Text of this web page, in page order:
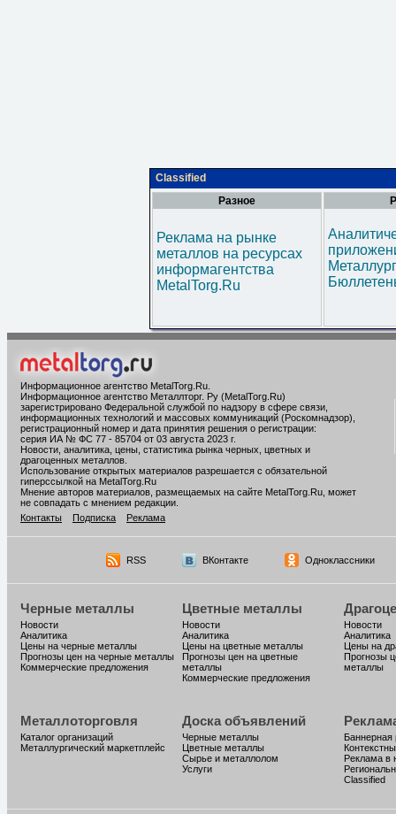
Classified
Разное
Реклама на рынке
металлов на ресурсах
информагентства
MetalTorg.Ru
Информационное агентство MetalTorg.Ru
Информационное агентство Металлторг. Ру (MetalTorg.Ru)
зарегистрировано Федеральной службой по надзору в сфере связи,
информационных технологий и массовых коммуникаций (Роскомнадзор),
регистрационный номер и дата принятия решения о регистрации:
серия ИА № ФС 77 - 85704 от 03 августа 2023 г.
Новости, аналитика, цены, статистика рынка черных, цветных и
драгоценных металлов.
Использование открытых материалов разрешается с обязательной
гиперссылкой на MetalTorg.Ru
Мнение авторов материалов, размещаемых на сайте MetalTorg.Ru, может
не совпадать с мнением редакции.
Контакты
Подписка Реклама
RSS ВКонтакте Одноклассники
Черные металлы
Новости
Аналитика
Цены на черные металлы
Прогнозы цен на черные металлы
Коммерческие предложения
Цветные металлы
Новости
Аналитика
Цены на цветные металлы
Прогнозы цен на цветные
металлы
Коммерческие предложения
Новости
Аналитика
Цены на
Прогнозы
металлы
Металлоторговля
Каталог организаций
Металлургический маркетплейс
Доска объявлений
Черные металлы
Цветные металлы
Сырье и металлолом
Услуги
Баннерная
Реклама в
Classified